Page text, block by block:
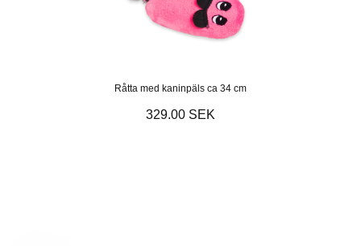
Råtta med kaninpäls ca 34 cm
329.00 SEK